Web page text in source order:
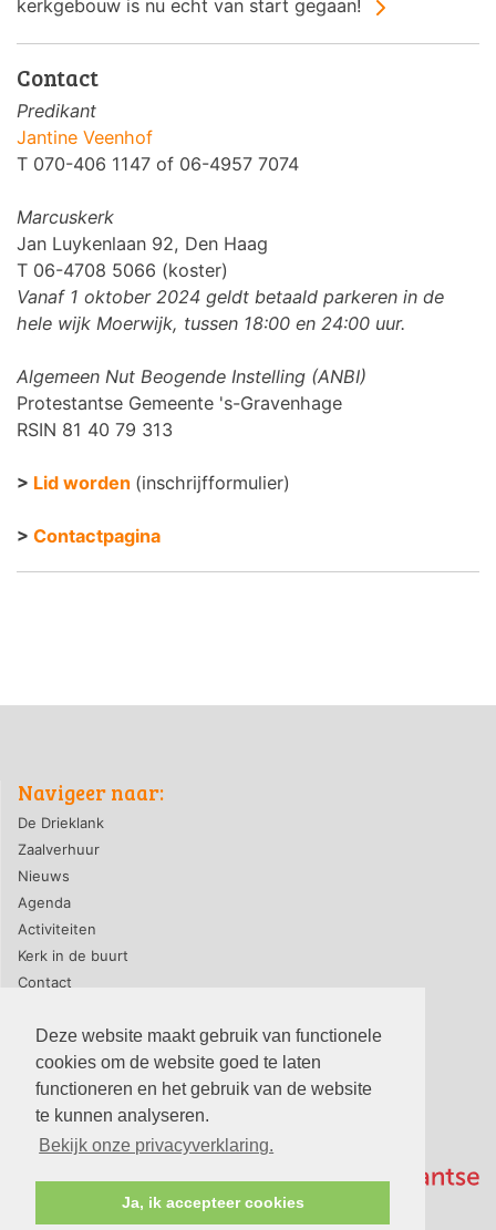
Deze website maakt gebruik van functionele
cookies om de website goed te laten
functioneren en het gebruik van de website
te kunnen analyseren.
Bekijk onze privacyverklaring.
Ja, ik accepteer cookies
kerkgebouw is nu echt van start gegaan!
Contact
Predikant
Jantine Veenhof
T 070-406 1147 of 06-4957 7074
Marcuskerk
Jan Luykenlaan 92, Den Haag
T 06-4708 5066 (koster)
Vanaf 1 oktober 2024 geldt betaald parkeren in de
hele wijk Moerwijk, tussen 18:00 en 24:00 uur.
Algemeen Nut Beogende Instelling (ANBI)
Protestantse Gemeente 's-Gravenhage
RSIN 81 40 79 313
> Lid worden (inschrijfformulier)
> Contactpagina
Navigeer naar:
De Drieklank
Zaalverhuur
Nieuws
Agenda
Activiteiten
Kerk in de buurt
Contact
privacyverklaring|contact webmaster
© 2026, PG-De Drieklank